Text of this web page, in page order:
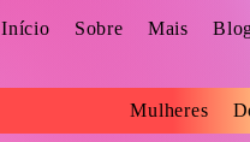
Início Sobre Mais
Mulheres